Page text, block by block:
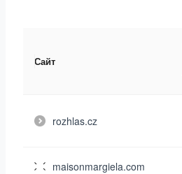
Сайт
rozhlas.cz
maisonmargiela.com